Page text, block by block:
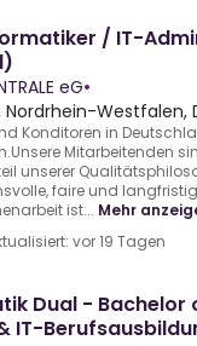
/ IT-
eG•
Nordrhein-Westfalen,
Konditoren in
Mitarbeitenden
unserer
faire und
ist... Mehr
vor 19 Tagen
Dual - Bachelor
IT-